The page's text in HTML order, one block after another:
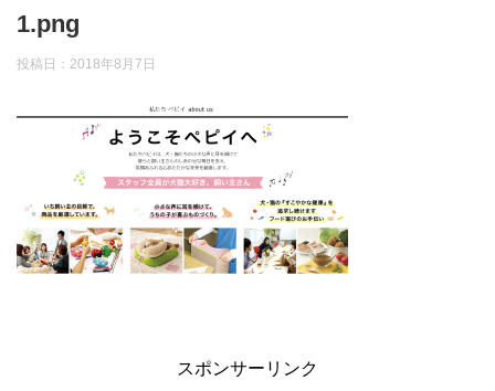
1.png
投稿日： 2018年8月7日
スポンサーリンク